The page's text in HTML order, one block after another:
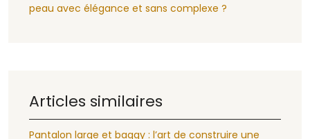
peau avec élégance et sans complexe ?
Articles similaires
Pantalon large et baggy : l’art de construire une